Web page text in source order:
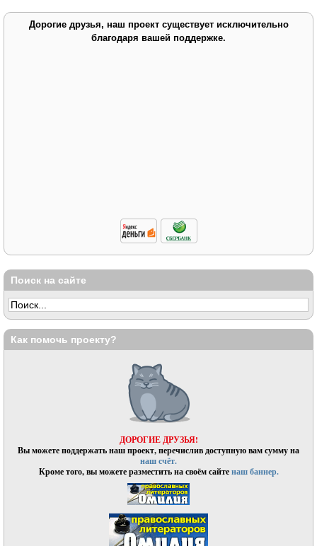
Дорогие друзья, наш проект существует исключительно
благодаря вашей поддержке.
Поиск на сайте
Как помочь проекту?
ДОРОГИЕ ДРУЗЬЯ!
Вы можете поддержать наш проект, перечислив доступную вам сумму на
наш счёт.
Кроме того, вы можете разместить на своём сайтенаш баннер.